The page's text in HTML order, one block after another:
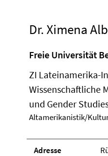
Dr. Ximena
Freie Universität
ZI Lateinamerika-
Wissenschaftliche
und Gender
Altamerikanistik/
Adresse